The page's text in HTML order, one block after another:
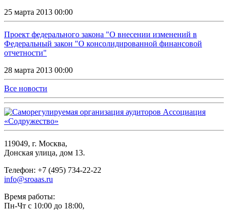
25 марта 2013 00:00
Проект федерального закона "О внесении изменений в
Федеральный закон "О консолидированной финансовой
отчетности"
28 марта 2013 00:00
Все новости
119049, г. Москва,
Донская улица, дом 13.
Телефон: +7 (495) 734-22-22
info@sroaas.ru
Время работы:
Пн-Чт с 10:00 до 18:00,